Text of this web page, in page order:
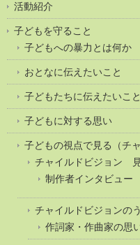
活動紹介
子どもを守ること
子どもへの暴力とは何か
おとなに伝えたいこと
子どもたちに伝えたいこと
子どもに対する思い
子どもの視点で見る（チ
チャイルドビジョン
制作者インタビュー
チャイルドビジョンの
作詞家・作曲家の思